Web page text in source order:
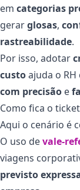
em categorias
gerarglosas,
rastreabilidade.
Por isso, adotar
custoajuda o RH
com precisão e
Como fica o
Aqui o cenário é
O uso devale-
viagens
previsto